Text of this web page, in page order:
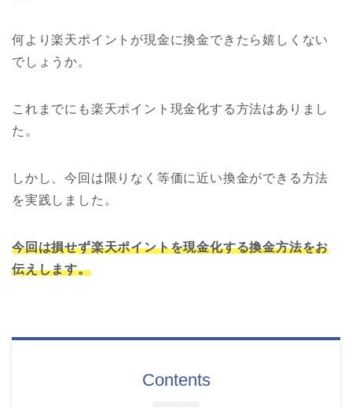
何より楽天ポイントが現金に換金できたら嬉しくない
でしょうか。
これまでにも楽天ポイント現金化する方法はありまし
た。
しかし、今回は限りなく等価に近い換金ができる方法
を実践しました。
今回は損せず楽天ポイントを現金化する換金方法をお
伝えします。
Contents